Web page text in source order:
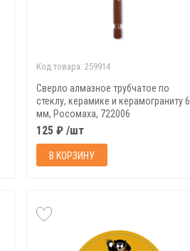
Код товара: 259914
Сверло алмазное трубчатое по
стеклу, керамике и керамограниту 6
мм, Росомаха, 722006
125 ₽ /шт
В КОРЗИНУ